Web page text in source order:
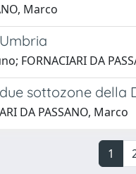
Marco
FORNACIARI DA
sottozone della
DA PASSANO, Marco
1